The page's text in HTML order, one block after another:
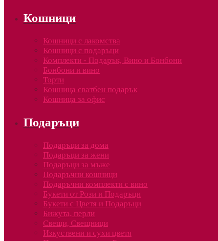
Кошници
Кошници с лакомства
Кошници с подаръци
Комплекти - Подарък, Вино и Бонбони
Бонбони и вино
Торти
Кошница сватбен подарък
Кошница за офис
Подаръци
Подаръци за дома
Подаръци за жени
Подаръци за мъже
Подаръчни кошници
Подаръчни комплекти с вино
Букети от Рози и Подаръци
Букети с Цветя и Подаръци
Бижута, перли
Свещи, Свещници
Изкуствени и сухи цветя